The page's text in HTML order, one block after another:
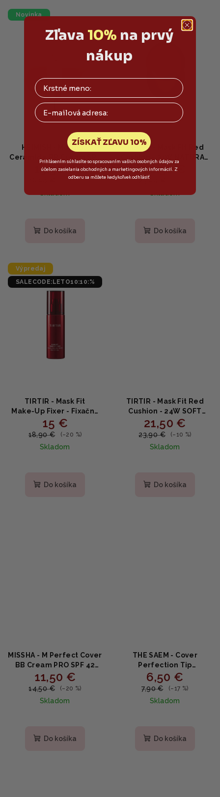
Novinka
HEIMISH - Moringa
Ceramide BB Cream SPF
30 PA++ 28 Tan - Tónovací
BB krém s moringou,
13,50 €
(–18 %)
Do košíka
TIRTIR - Mask Fit Red
Cushion - 21W NATURAL
IVORY - Dlhotrvajúci
make-up na tvár 18g
21,50 €
23,90 €
Do košíka
Výpredaj
SALECODE:LETO10:10:%
TIRTIR - Mask Fit
Make‑Up Fixer - Fixačný
sprej s pupočníkom na
dlhodobú fixáciu
make‑upu 80ml
15 €
18,90 € (–20 %)
Skladom
Do košíka
TIRTIR - Mask Fit Red
Cushion - 24W SOFT
BEIGE- Dlhotrvajúci
make-up na tvár 18g
21,50 €
23,90 € (–10 %)
Skladom
Do košíka
MISSHA - M Perfect Cover
BB Cream PRO SPF 42
PA+++ #21 Light Beige -
Krycí BB krém s ochranou
SPF42 50ml
11,50 €
14,50 € (–20 %)
Skladom
Do košíka
THE SAEM - Cover
Perfection Tip
Concealer 1.5 Natural
Beige - Krémový krycí
korektor s SPF28/PA++
6,5ml
6,50 €
7,90 € (–17 %)
Skladom
Do košíka
Zľava 10% na prvý
nákup
Email
ZÍSKAŤ ZĽAVU 10%
Prihlásením súhlasíte so spracovaním vašich osobných údajov za
účelom zasielania obchodných a marketingových informácií. Z
odberu sa môžete kedykoľvek odhlásiť